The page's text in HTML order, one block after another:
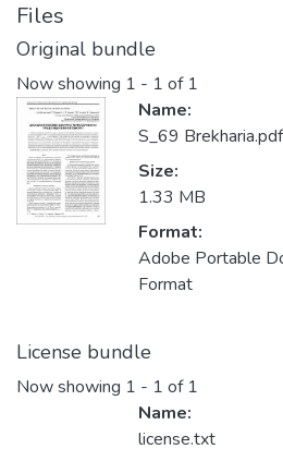
Files
Original bundle
Now showing 1 - 1 of 1
Name:
S_69 Brekharia.pdf
Size:
1.33 MB
Format:
Adobe Portable
Format
License bundle
Now showing 1 - 1 of 1
Name:
license.txt